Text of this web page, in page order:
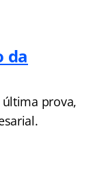
da
prova,